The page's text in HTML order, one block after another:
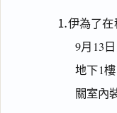
⒈伊為了在
9月13
地下1
關室內